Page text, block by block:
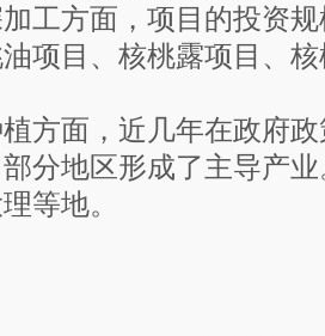
工方面，项目的投资
项目、核桃露项目、
面，近几年在政府政
分地区形成了主导产
等地。